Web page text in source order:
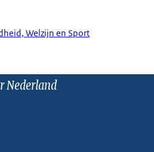
Welzijn en Sport
Nederland